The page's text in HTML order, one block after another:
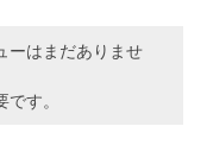
ーはまだありませ
です。